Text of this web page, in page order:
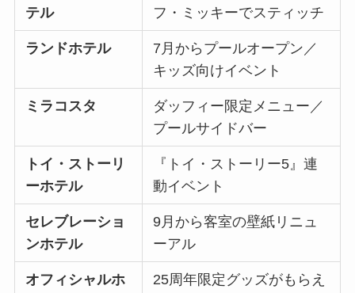
テル
フ・ミッキーでスティッチ
ランドホテル
7月からプールオープン／
キッズ向けイベント
ミラコスタ
ダッフィー限定メニュー／
プールサイドバー
トイ・ストーリ
ーホテル
『トイ・ストーリー5』連
動イベント
セレブレーショ
ンホテル
9月から客室の壁紙リニュ
ーアル
オフィシャルホ
25周年限定グッズがもらえ